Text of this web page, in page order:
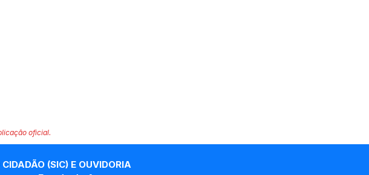
oficial.
(SIC) E OUVIDORIA